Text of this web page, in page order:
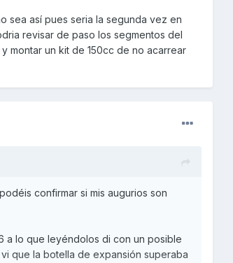
sea así pues seria la segunda vez en
revisar de paso los segmentos del
montar un kit de 150cc de no acarrear
confirmar si mis augurios son
a lo que leyéndolos di con un posible
que la botella de expansión superaba